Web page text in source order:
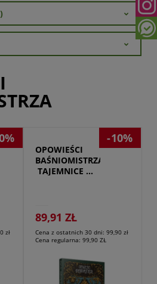
zł
OPOWIEŚCI
BAŚNIOMISTRZA
TAJEMNICE
89,91 ZŁ
Cena z ostatnich 30 dni: 99,90 zł
Cena regularna: 99,90 ZŁ
-10%